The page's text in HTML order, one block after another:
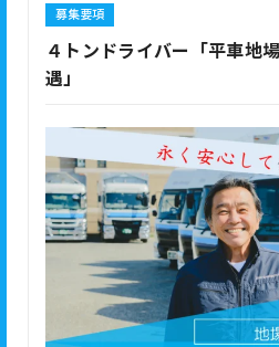
募集要項
４トンドライバー「平車地
遇」